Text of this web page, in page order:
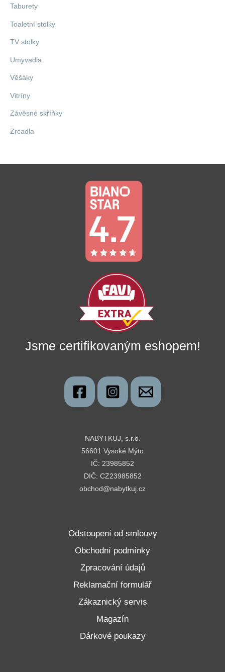
Taburety
Toaletní stolky
TV stolky
Umyvadla
Věšáky
Vitríny
Závěsné skříňky
Zrcadla
Jsme certifikovaným eshopem!
NABYTKUJ, s.r.o.
56601 Vysoké Mýto
IČ: 23985852
DIČ: CZ23985852
obchod@nabytkuj.cz
Odstoupení od smlouvy
Obchodní podmínky
Zpracování údajů
Reklamační formulář
Zákaznický servis
Magazín
Dárkové poukazy